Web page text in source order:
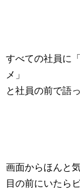
すべての社員に
メ」
と社員の前で語
画面からほんと
目の前にいたら